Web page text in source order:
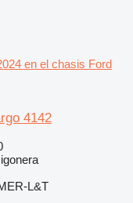
en el chasis Ford
4142
L&T